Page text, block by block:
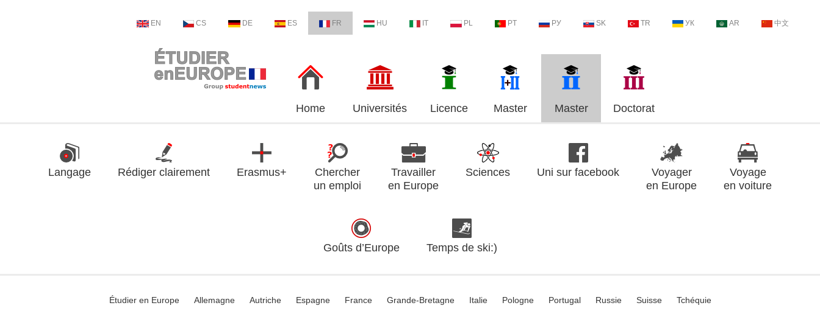
EN CS DE ES FR HU IT PL PT РУ SK TR УК AR 中文
Home Universités Licence Master Master Doctorat
Langage Rédiger clairement Erasmus+
Chercher
un emploi
Travailler
en Europe
Sciences Uni sur facebook
Voyager
en Europe
Voyage
en voiture
Goûts d’Europe Temps de ski:)
Étudier en Europe Allemagne Autriche Espagne France Grande-Bretagne Italie Pologne Portugal Russie Suisse Tchéquie